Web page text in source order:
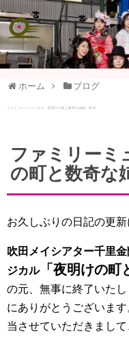
ホーム ブログ
ファミリーミュージカル「夜明けの町と数奇な姉妹」終演。
ファミリーミ
の町と数奇な
お久しぶりの日記の更
吹田メイシアター千里
ジカル「夜明けの町
の元、無事に終了いた
にありがとうございま
当させていただきまし